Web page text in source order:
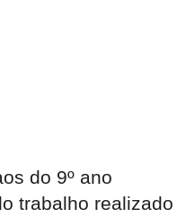
do 9º ano
trabalho realizado